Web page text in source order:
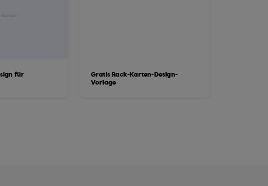
für
Gratis Rack-Karten-Design-
Vorlage